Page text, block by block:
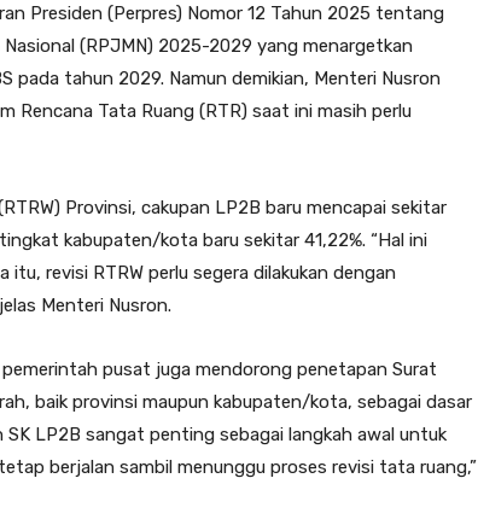
Presiden (Perpres) Nomor 12 Tahun 2025 tentang
(RPJMN) 2025-2029 yang menargetkan
pada tahun 2029. Namun demikian, Menteri Nusron
Rencana Tata Ruang (RTR) saat ini masih perlu
Provinsi, cakupan LP2B baru mencapai sekitar
kabupaten/kota baru sekitar 41,22%. “Hal ini
revisi RTRW perlu segera dilakukan dengan
Menteri Nusron.
pusat juga mendorong penetapan Surat
baik provinsi maupun kabupaten/kota, sebagai dasar
LP2B sangat penting sebagai langkah awal untuk
berjalan sambil menunggu proses revisi tata ruang,”